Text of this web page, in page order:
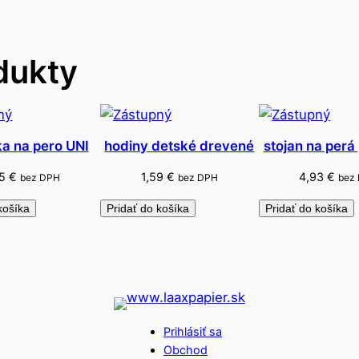
na pero UNI
€ bez DPH
hodiny detské drevené
1,59 € bez DPH
Pridať do košíka
stojan na
4,93 € bez
Pridať do košíka
Prihlásiť sa
Obchod